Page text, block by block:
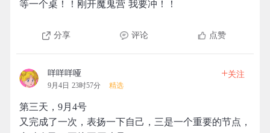
等一个桌！！刚开魔鬼营 我要冲！！
分享 评论 点赞
咩咩咩哑
9月4日 23时57分 精选
+关注
第三天，9月4号
又完成了一次，表扬一下自己，三是一个重要的节点，